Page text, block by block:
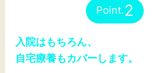
Point.2
入院はもちろん、
自宅療養もカバーします。